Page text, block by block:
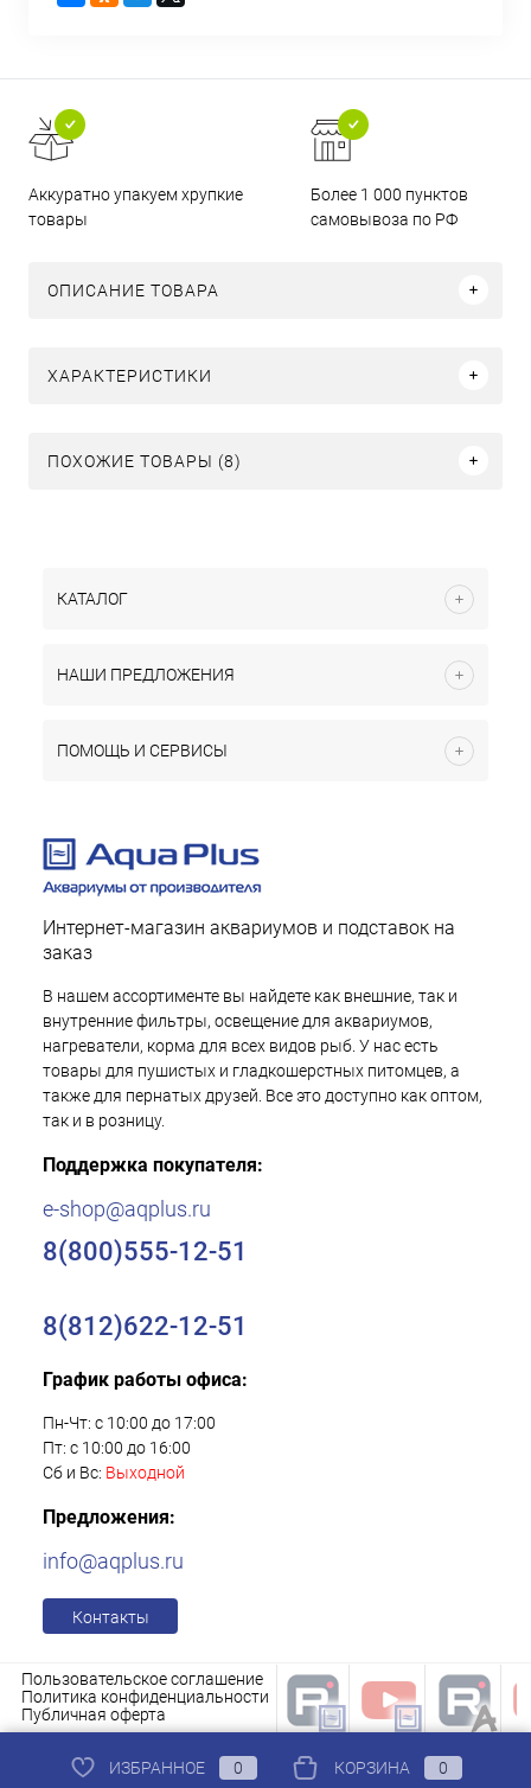
Аккуратно упакуем хрупкие
товары
Более 1 000 пунктов
самовывоза по РФ
ОПИСАНИЕ ТОВАРА
ХАРАКТЕРИСТИКИ
ПОХОЖИЕ ТОВАРЫ (8)
КАТАЛОГ
НАШИ ПРЕДЛОЖЕНИЯ
ПОМОЩЬ И СЕРВИСЫ
Интернет-магазин аквариумов и подставок на
заказ
В нашем ассортименте вы найдете как внешние, так и
внутренние фильтры, освещение для аквариумов,
нагреватели, корма для всех видов рыб. У нас есть
товары для пушистых и гладкошерстных питомцев, а
также для пернатых друзей. Все это доступно как оптом,
так и в розницу.
Поддержка покупателя:
e-shop@aqplus.ru
8(800)555-12-51
8(812)622-12-51
График работы офиса:
Пн-Чт: с 10:00 до 17:00
Пт: с 10:00 до 16:00
Сб и Вс: Выходной
Предложения:
info@aqplus.ru
Контакты
Пользовательское соглашение
Политика конфиденциальности
Публичная оферта
ИЗБРАННОЕ 0 КОРЗИНА 0